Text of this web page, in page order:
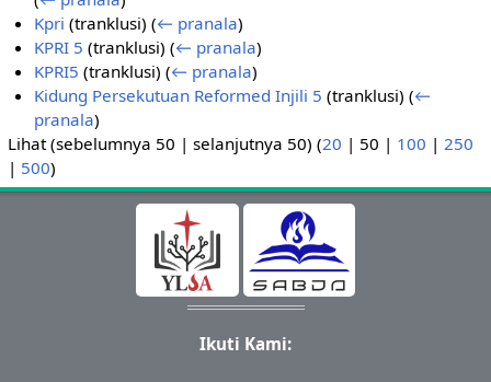
Kpri (tranklusi)(← pranala)
KPRI 5 (tranklusi)(← pranala)
KPRI5 (tranklusi)(← pranala)
Kidung Persekutuan Reformed Injili 5 (tranklusi)(←
pranala)
Lihat (sebelumnya 50 | selanjutnya 50) (20 | 50 | 100 | 250
| 500)
Ikuti Kami: